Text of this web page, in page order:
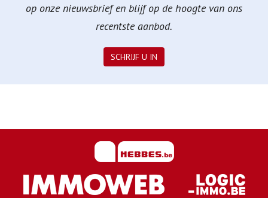
op onze nieuwsbrief en blijf op de hoogte van ons
recentste aanbod.
SCHRIJF U IN